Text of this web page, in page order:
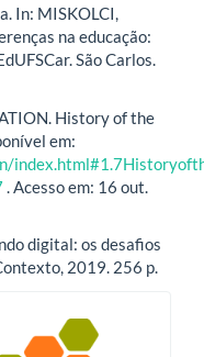
In: MISKOLCI,
na educação:
São Carlos.
History of the
em:
. Acesso em: 16 out.
digital: os desafios
2019. 256 p.